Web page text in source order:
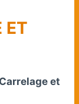
ET
et